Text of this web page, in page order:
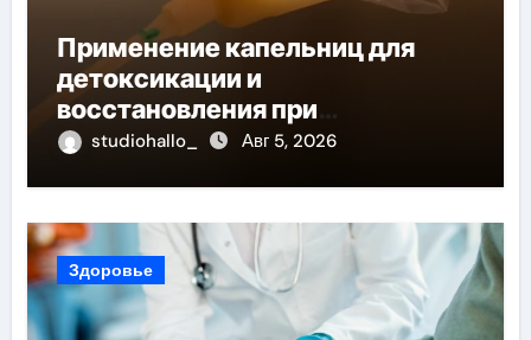
Применение капельниц для
детоксикации и
восстановления при
похмельном синдроме
studiohallo_ Авг 5, 2026
Здоровье